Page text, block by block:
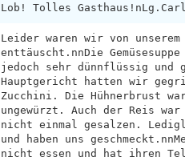
Lob! Tolles
Leider waren wir von
enttäuscht.nnDie
jedoch sehr dünnflüssig und
Hauptgericht hatten wir
Zucchini. Die Hühnerbrust
ungewürzt. Auch der Reis
nicht einmal gesalzen.
und haben uns
nicht essen und hat ihren